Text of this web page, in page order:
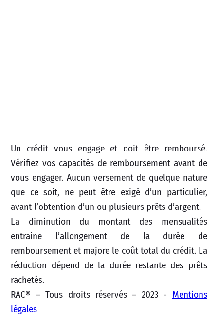
Un crédit vous engage et doit être remboursé.
Vérifiez vos capacités de remboursement avant de
vous engager. Aucun versement de quelque nature
que ce soit, ne peut être exigé d’un particulier,
avant l’obtention d’un ou plusieurs prêts d’argent.
La diminution du montant des mensualités
entraine l’allongement de la durée de
remboursement et majore le coût total du crédit. La
réduction dépend de la durée restante des prêts
rachetés.
RAC® – Tous droits réservés – 2023 - Mentions
légales